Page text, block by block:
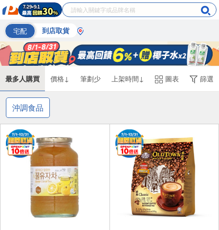
宅配 到店取貨
最多人購買 價格↓ 筆劃少 上架時間↓ 圖表 篩選
沖調食品